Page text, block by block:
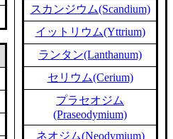
スカンジウム(Scandium)
イットリウム(Yttrium)
ランタン(Lanthanum)
セリウム(Cerium)
プラセオジム
(Praseodymium)
ネオジム(Neodymium)